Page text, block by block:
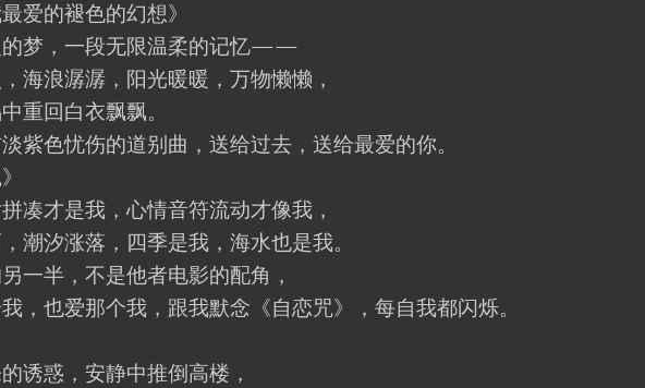
的褪色的幻想》
梦，一段无限温柔的记忆——
浪潺潺，阳光暖暖，万物懒懒，
回白衣飘飘。
色忧伤的道别曲，送给过去，送给最爱的你。
才是我，心情音符流动才像我，
汐涨落，四季是我，海水也是我。
半，不是他者电影的配角，
也爱那个我，跟我默念《自恋咒》，每自我都闪烁。
惑，安静中推倒高楼，